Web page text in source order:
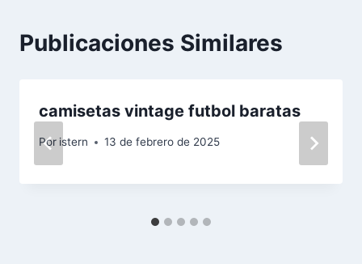
Publicaciones Similares
camisetas vintage futbol baratas
Por istern 13 de febrero de 2025